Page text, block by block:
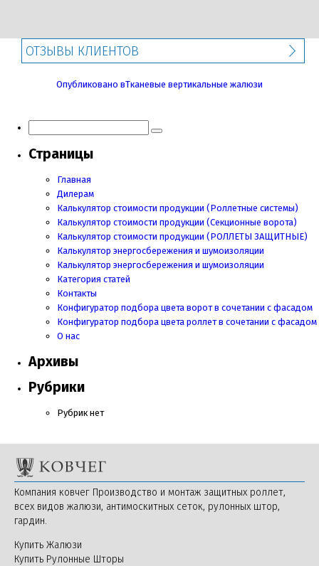
ОТЗЫВЫ КЛИЕНТОВ
НавигацияОпубликовано вТканевые вертикальные жалюзи
Страницы
Главная
Дилерам
Калькулятор стоимости продукции (Роллетные системы)
Калькулятор стоимости продукции (Секционные ворота)
Калькулятор стоимости продукции (РОЛЛЕТЫ ЗАЩИТНЫЕ)
Калькулятор энергосбережения и шумоизоляции
Калькулятор энергосбережения и шумоизоляции
Категория статей
Контакты
Конфигуратор подбора цвета ворот в сочетании с фасадом
Конфигуратор подбора цвета роллет в сочетании с фасадом
О нас
Архивы
Рубрики
Рубрик нет
Компания ковчег Производство и монтаж защитных роллет,
всех видов жалюзи, антимоскитных сеток, рулонных штор,
гардин.
Купить Жалюзи
Купить Рулонные Шторы